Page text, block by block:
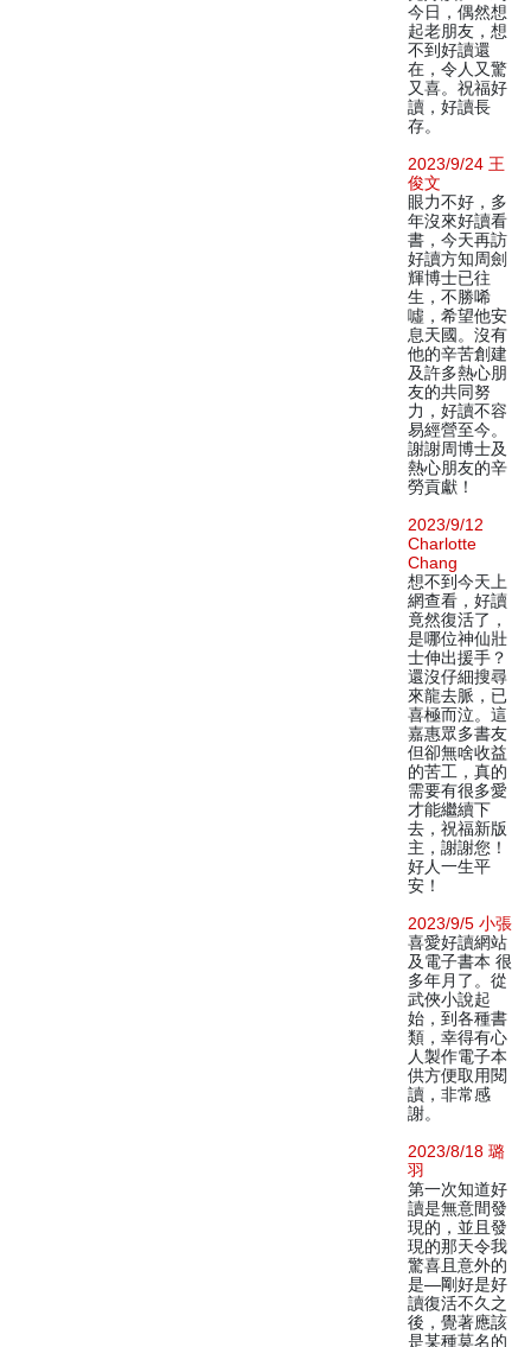
今日，偶然想
起老朋友，想
不到好讀還
在，令人又驚
又喜。祝福好
讀，好讀長
存。
2023/9/24 王
俊文
眼力不好，多
年沒來好讀看
書，今天再訪
好讀方知周劍
輝博士已往
生，不勝唏
噓，希望他安
息天國。沒有
他的辛苦創建
及許多熱心朋
友的共同努
力，好讀不容
易經營至今。
謝謝周博士及
熱心朋友的辛
勞貢獻！
2023/9/12
Charlotte
Chang
想不到今天上
網查看，好讀
竟然復活了，
是哪位神仙壯
士伸出援手？
還沒仔細搜尋
來龍去脈，已
喜極而泣。這
嘉惠眾多書友
但卻無啥收益
的苦工，真的
需要有很多愛
才能繼續下
去，祝福新版
主，謝謝您！
好人一生平
安！
2023/9/5 小張
喜愛好讀網站
及電子書本 很
多年月了。從
武俠小說起
始，到各種書
類，幸得有心
人製作電子本
供方便取用閱
讀，非常感
謝。
2023/8/18 璐
羽
第一次知道好
讀是無意間發
現的，並且發
現的那天令我
驚喜且意外的
是—剛好是好
讀復活不久之
後，覺著應該
是某種莫名的